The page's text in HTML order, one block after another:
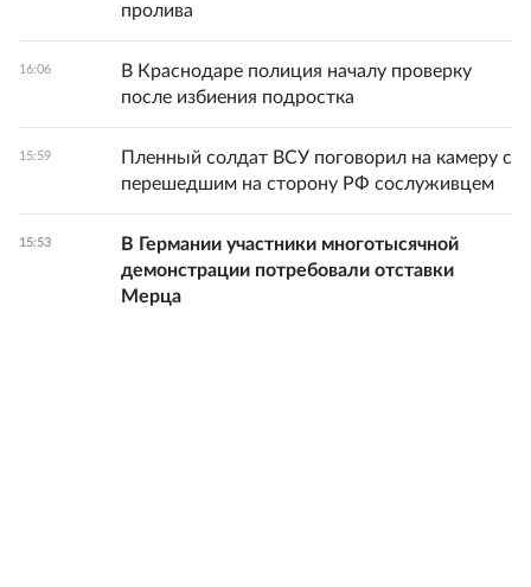
пролива
16:06
В Краснодаре полиция началу проверку
после избиения подростка
15:59
Пленный солдат ВСУ поговорил на камеру с
перешедшим на сторону РФ сослуживцем
15:53
В Германии участники многотысячной
демонстрации потребовали отставки
Мерца